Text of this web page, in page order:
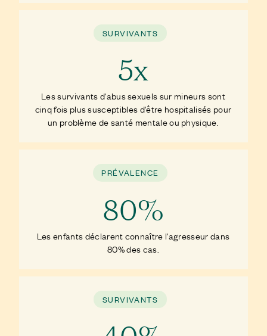
SURVIVANTS
5x
Les survivants d'abus sexuels sur mineurs sont
cinq fois plus susceptibles d'être hospitalisés pour
un problème de santé mentale ou physique.
PRÉVALENCE
80%
Les enfants déclarent connaître l'agresseur dans
80% des cas.
SURVIVANTS